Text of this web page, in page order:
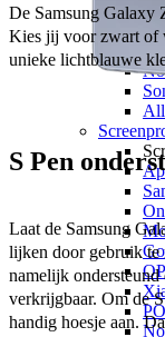
De Samsung Galaxy
Kies jij voor zwart of
unieke lichtblauwe
S Pen
Laat de Samsung
lijken door gebruik te
namelijk
verkrijgbaar. Om de
handig hoesje aan.